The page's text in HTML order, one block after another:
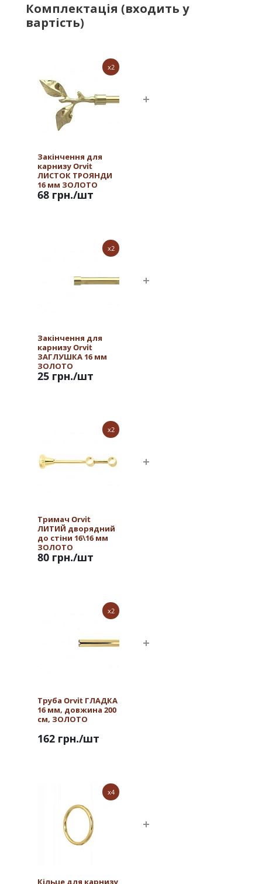
Комплектація (входить у
вартість)
x2
Закінчення для
карнизу Orvit
ЛИСТОК ТРОЯНДИ
16 мм ЗОЛОТО
68 грн./шт
x2
Закінчення для
карнизу Orvit
ЗАГЛУШКА 16 мм
ЗОЛОТО
25 грн./шт
x2
Тримач Orvit
ЛИТИЙ дворядний
до стіни 16\16 мм
ЗОЛОТО
80 грн./шт
x2
Труба Orvit ГЛАДКА
16 мм, довжина 200
см, ЗОЛОТО
162 грн./шт
x4
Кільце для карнизу